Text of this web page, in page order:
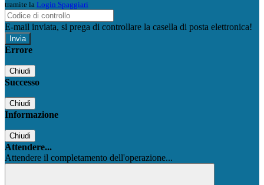
tramite la Login Spaggiari
E-mail inviata, si prega di controllare la casella di posta elettronica!
Errore
Chiudi
Successo
Chiudi
Informazione
Chiudi
Attendere...
Attendere il completamento dell'operazione...